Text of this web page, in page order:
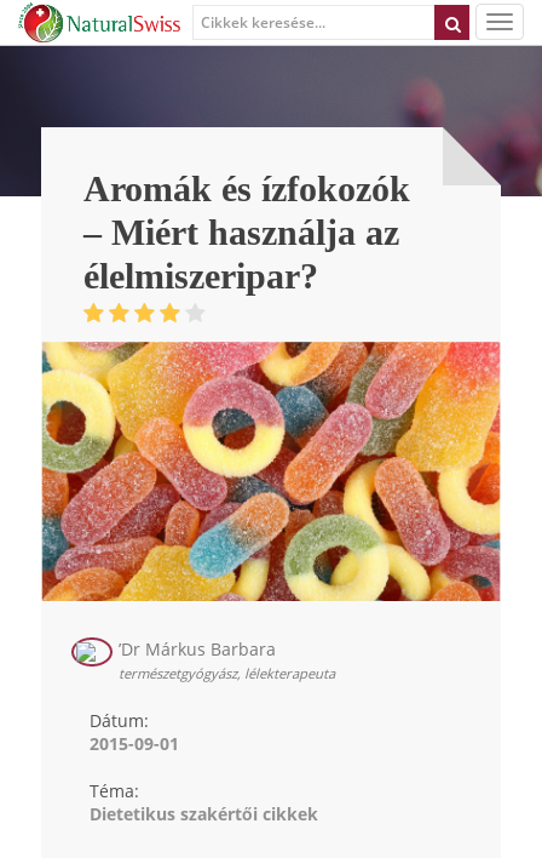
Aromák és ízfokozók
– Miért használja az
élelmiszeripar?
’Dr Márkus Barbara
természetgyógyász, lélekterapeuta
Dátum:
2015-09-01
Téma:
Dietetikus szakértői cikkek